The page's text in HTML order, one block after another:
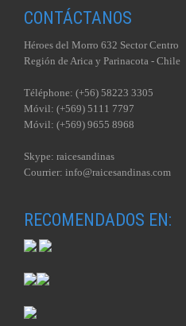
CONTÁCTANOS
Héroes del Morro 632 Sector Centro
Región de Arica y Parinacota - Chile
Téléphone: (+56) 58223 3305
Móvil: (+569) 5111 7797
Móvil: (+569) 9655 8968
Skype: raicesandinas
Courrier: info@raicesandinas.com
RECOMENDADOS EN: